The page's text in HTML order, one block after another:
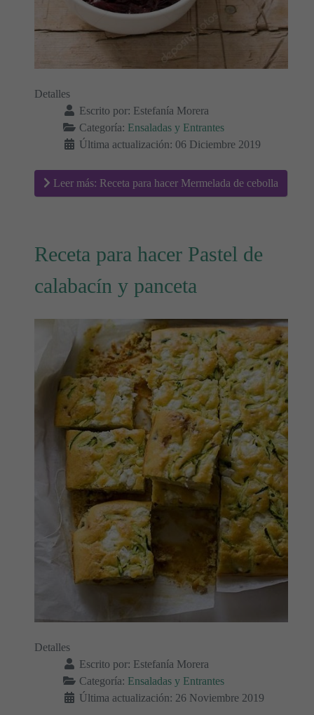
Detalles
Escrito por: Estefanía Morera
Categoría: Ensaladas y Entrantes
Última actualización: 06 Diciembre 2019
Leer más: Receta para hacer Mermelada de cebolla
Receta para hacer Pastel de
calabacín y panceta
Detalles
Escrito por: Estefanía Morera
Categoría: Ensaladas y Entrantes
Última actualización: 26 Noviembre 2019